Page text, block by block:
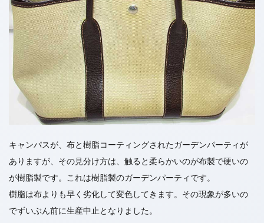
キャンパスが、布と樹脂コーティングされたガーデンパーティが
ありますが、その見分け方は、触ると柔らかいのが布製で硬いの
が樹脂製です。これは樹脂製のガーデンパーティです。
樹脂は布よりも早く劣化して変色してきます。その現象が多いの
でずいぶん前に生産中止となりました。